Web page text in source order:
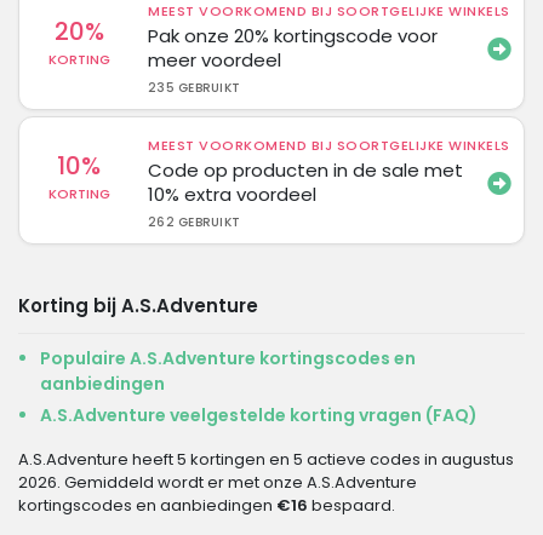
20%
KORTING
MEEST VOORKOMEND BIJ SOORTGELIJKE WINKELS
Pak onze 20% kortingscode voor
meer voordeel
235 GEBRUIKT
10%
KORTING
MEEST VOORKOMEND BIJ SOORTGELIJKE WINKELS
Code op producten in de sale met
10% extra voordeel
262 GEBRUIKT
Korting bij A.S.Adventure
Populaire A.S.Adventure kortingscodes en
aanbiedingen
A.S.Adventure veelgestelde korting vragen (FAQ)
A.S.Adventure heeft 5 kortingen en 5 actieve codes in augustus
2026. Gemiddeld wordt er met onze A.S.Adventure
kortingscodes en aanbiedingen €16 bespaard.